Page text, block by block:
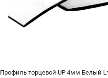
Профиль торцевой UP 4мм Белый